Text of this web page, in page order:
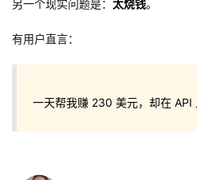
另一个现实问题是： 太烧钱。
有用户直言：
一天帮我赚 230 美元，却在 API